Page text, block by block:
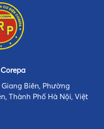
Biên, Phường
Thành Phố Hà Nội, Việt